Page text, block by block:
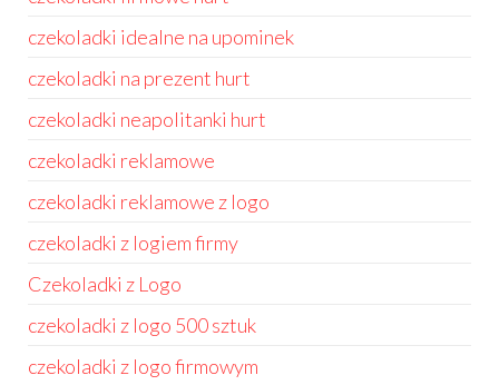
czekoladki idealne na upominek
czekoladki na prezent hurt
czekoladki neapolitanki hurt
czekoladki reklamowe
czekoladki reklamowe z logo
czekoladki z logiem firmy
Czekoladki z Logo
czekoladki z logo 500 sztuk
czekoladki z logo firmowym